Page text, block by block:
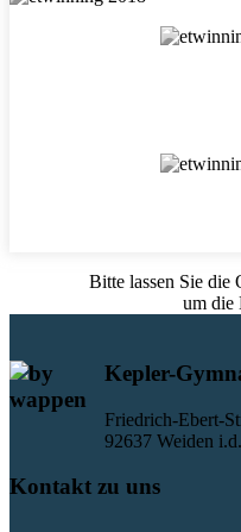
Bitte lassen Sie die
um die
Kepler-
Friedrich-Ebert-
92637 Weiden
Kontakt zu uns